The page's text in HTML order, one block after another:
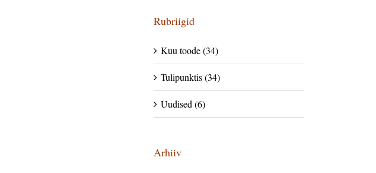
Rubriigid
Kuu toode (34)
Tulipunktis (34)
Uudised (6)
Arhiiv